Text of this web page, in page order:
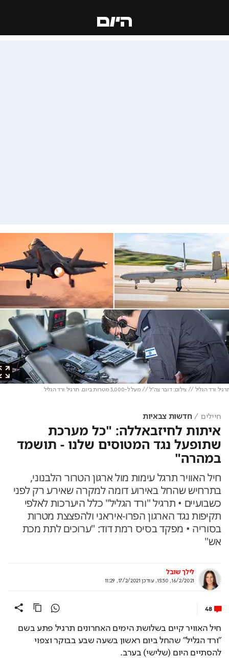
הגליל // צילום: דובר צה"ל // מעל ל-3,000 מטרות ביום. תרגיל ורד הגליל
חיילים חדשות צבאיות
איתות לחיזבאללה: "כל מערכת
שתופעל נגד המטוסים שלנו - תושמד
במהרה"
חיל האוויר תרגל עימות מול ארגון הטרור הלבנוני,
בתרחיש שהחל באירוע דומה למקרה שאירע רק לפני
כשבועיים • תרגיל "ורד הגליל" כלל היערכות לאלפי
תקיפות נגד הארגון הפרו-איראני ולהפצצת מטרות
בסוריה • מפקד בסיס רמת דוד: "ערוכים לתת מכת
אש"
לילך שובל
16/2/2021, 15:50
,עודכן17/2/2021, 11:29
48
חיל האוויר קיים בשלושת הימים האחרונים תרגיל פתע בשם
"ורד הגליל" שהחל ביום ראשון בשעה שבע בבוקר וצפוי
להסתיים היום (שלישי) בערב.